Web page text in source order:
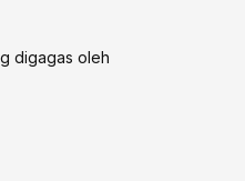
digagas oleh